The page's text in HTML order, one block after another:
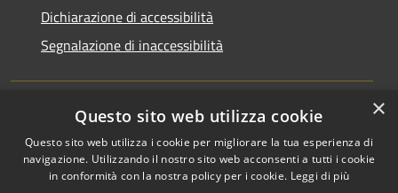
Dichiarazione di accessibilità
Segnalazione di inaccessibilità
RSS
Accessibilità
Privacy
Copyright © 2026 • Comune di
Valdisotto • Powered by
Municipium•Accesso
×
Questo sito web utilizza cookie
Questo sito web utilizza i cookie per migliorare la tua esperienza di
navigazione. Utilizzando il nostro sito web acconsenti a tutti i cookie
in conformità con la nostra policy per i cookie. Leggi di più